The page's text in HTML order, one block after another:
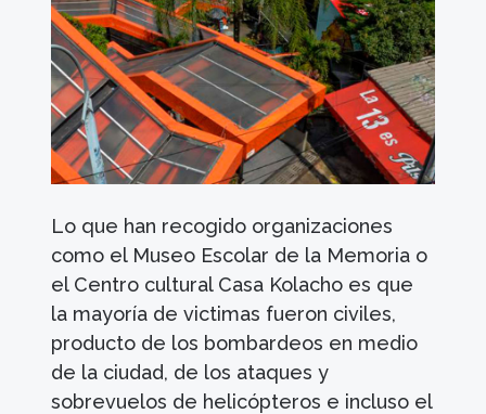
Lo que han recogido organizaciones
como el Museo Escolar de la Memoria o
el Centro cultural Casa Kolacho es que
la mayoría de victimas fueron civiles,
producto de los bombardeos en medio
de la ciudad, de los ataques y
sobrevuelos de helicópteros e incluso el